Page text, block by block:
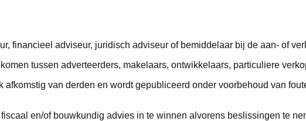
financieel adviseur, juridisch adviseur of bemiddelaar bij de aan- of
tussen adverteerders, makelaars, ontwikkelaars, particuliere
van derden en wordt gepubliceerd onder voorbehoud van
en/of bouwkundig advies in te winnen alvorens beslissingen te